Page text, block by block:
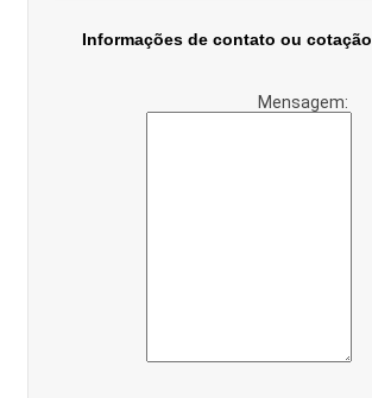
Informações de contato ou cotação
Mensagem: